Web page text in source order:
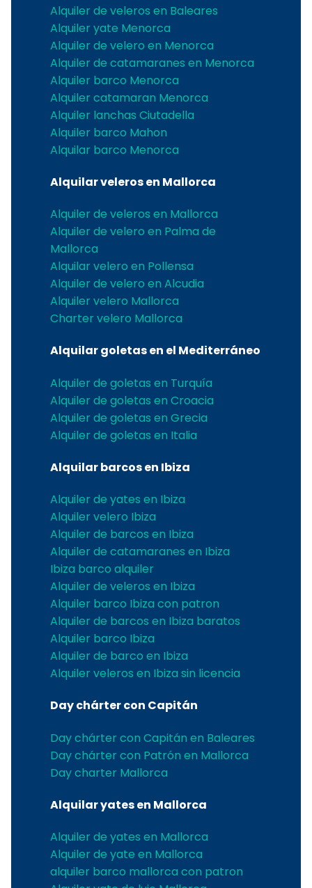
Alquiler de veleros en Baleares
Alquiler yate Menorca
Alquiler de velero en Menorca
Alquiler de catamaranes en Menorca
Alquiler barco Menorca
Alquiler catamaran Menorca
Alquiler lanchas Ciutadella
Alquiler barco Mahon
Alquilar barco Menorca
Alquilar veleros en Mallorca
Alquiler de veleros en Mallorca
Alquiler de velero en Palma de
Mallorca
Alquilar velero en Pollensa
Alquiler de velero en Alcudia
Alquiler velero Mallorca
Charter velero Mallorca
Alquilar goletas en el Mediterráneo
Alquiler de goletas en Turquía
Alquiler de goletas en Croacia
Alquiler de goletas en Grecia
Alquiler de goletas en Italia
Alquilar barcos en Ibiza
Alquiler de yates en Ibiza
Alquiler velero Ibiza
Alquiler de barcos en Ibiza
Alquiler de catamaranes en Ibiza
Ibiza barco alquiler
Alquiler de veleros en Ibiza
Alquiler barco Ibiza con patron
Alquiler de barcos en Ibiza baratos
Alquiler barco Ibiza
Alquiler de barco en Ibiza
Alquiler veleros en Ibiza sin licencia
Day chárter con Capitán
Day chárter con Capitán en Baleares
Day chárter con Patrón en Mallorca
Day charter Mallorca
Alquilar yates en Mallorca
Alquiler de yates en Mallorca
Alquiler de yate en Mallorca
alquiler barco mallorca con patron